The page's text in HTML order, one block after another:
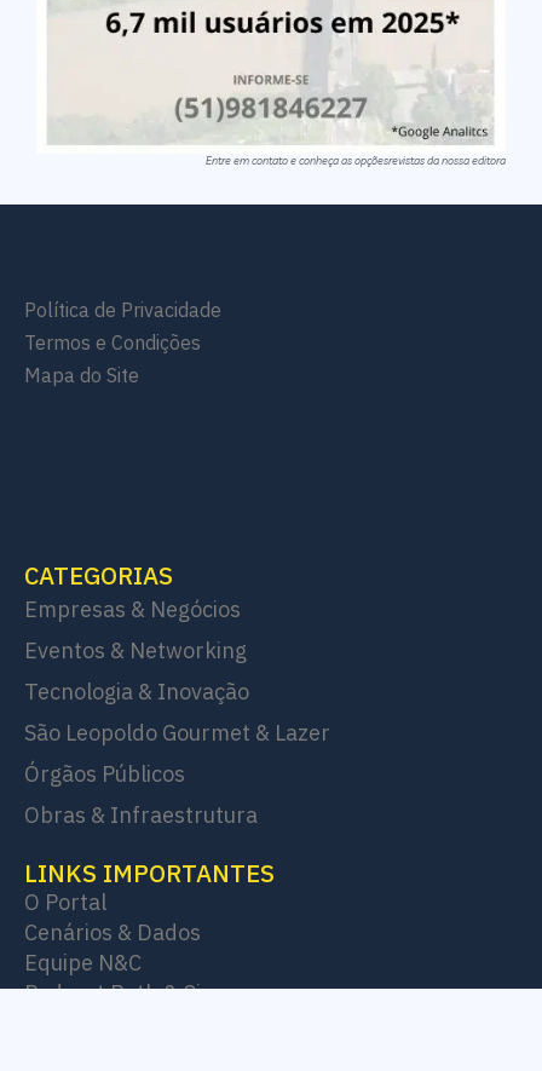
Entre em contato e conheça as opçõesrevistas da nossa editora
Política de Privacidade
Termos e Condições
Mapa do Site
CATEGORIAS
Empresas & Negócios
Eventos & Networking
Tecnologia & Inovação
São Leopoldo Gourmet & Lazer
Órgãos Públicos
Obras & Infraestrutura
LINKS IMPORTANTES
O Portal
Cenários & Dados
Equipe N&C
Podcast Beth & Cia